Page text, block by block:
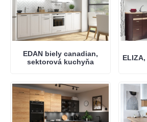
EDAN biely canadian,
sektorová kuchyňa